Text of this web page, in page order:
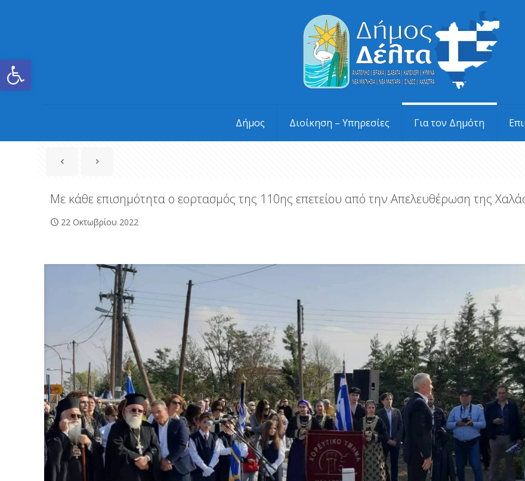
Ανοίξτε τη γραμμή εργαλείων
Δήμος Διοίκηση – Υπηρεσίες Για τον Δημότη
Με κάθε επισημότητα ο εορτασμός της 110ης επετείου από την Απελευθέρωση της
22 Οκτωβρίου 2022